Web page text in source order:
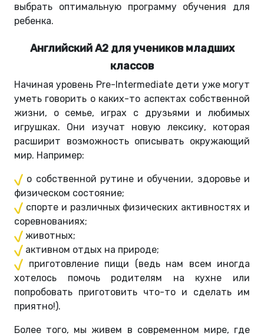
выбрать оптимальную программу обучения для
ребенка.
Английский A2 для учеников младших
классов
Начиная уровень Pre-Intermediate дети уже могут
уметь говорить о каких-то аспектах собственной
жизни, о семье, играх с друзьями и любимых
игрушках. Они изучат новую лексику, которая
расширит возможность описывать окружающий
мир. Например:
о собственной рутине и обучении, здоровье и
физическом состояние;
спорте и различных физических активностях и
соревнованиях;
животных;
активном отдых на природе;
приготовление пищи (ведь нам всем иногда
хотелось помочь родителям на кухне или
попробовать приготовить что-то и сделать им
приятно!).
Более того, мы живем в современном мире, где